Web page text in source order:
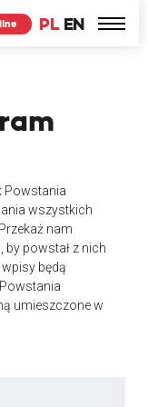
PL EN
Powstania
wszystkich
nam
powstał z nich
będą
umieszczone w